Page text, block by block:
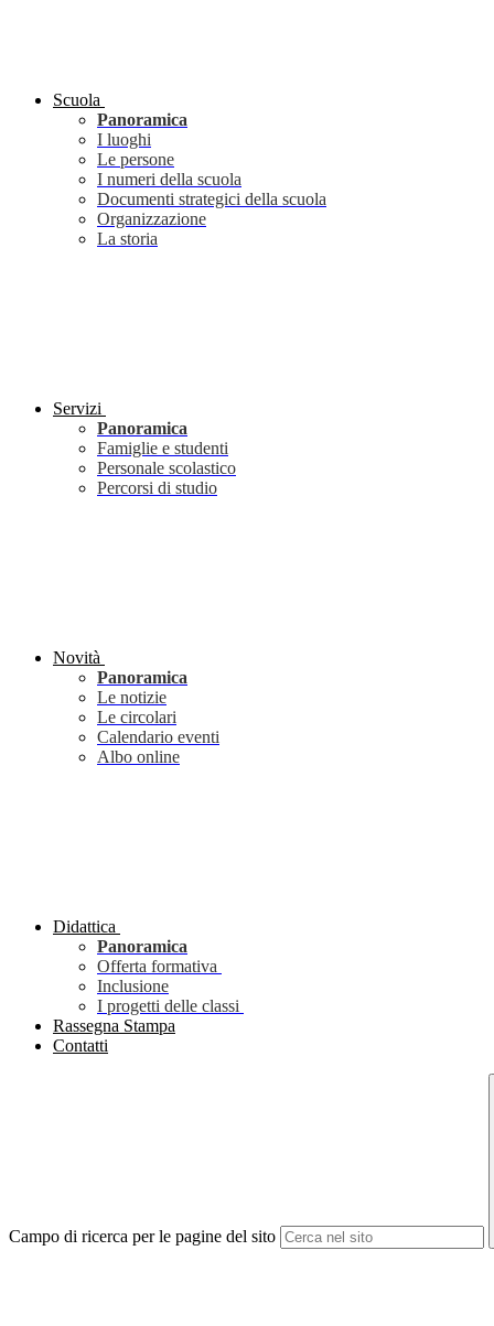
Scuola
Panoramica
I luoghi
Le persone
I numeri della scuola
Documenti strategici della scuola
Organizzazione
La storia
Servizi
Panoramica
Famiglie e studenti
Personale scolastico
Percorsi di studio
Novità
Panoramica
Le notizie
Le circolari
Calendario eventi
Albo online
Didattica
Panoramica
Offerta formativa
Inclusione
I progetti delle classi
Rassegna Stampa
Contatti
Campo di ricerca per le pagine del sito